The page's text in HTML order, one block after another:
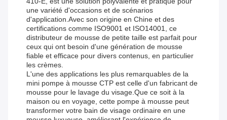
une variété d'occasions et de scénarios
d'application.Avec son origine en Chine et des
certifications comme ISO9001 et ISO14001, ce
distributeur de mousse de petite taille est parfait pour
ceux qui ont besoin d'une génération de mousse
fiable et efficace pour divers contenus, en particulier
les crèmes.
L'une des applications les plus remarquables de la
mini pompe à mousse CTP est celle d'un fabricant de
mousse pour le lavage du visage.Que ce soit à la
maison ou en voyage, cette pompe à mousse peut
transformer votre bain de visage ordinaire en une